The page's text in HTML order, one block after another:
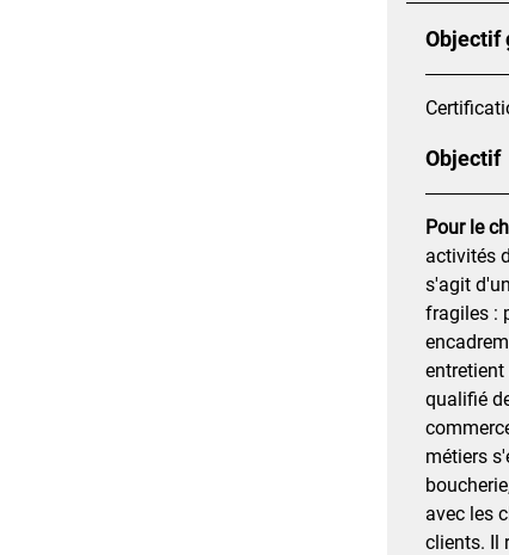
Objectif
Objectif
Pour le
activités
s'agit
fragiles :
entretient
qualifié
métiers
avec les
clients. Il